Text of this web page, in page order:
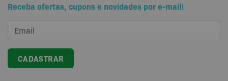
Receba ofertas, cupons e novidades por e-mail!